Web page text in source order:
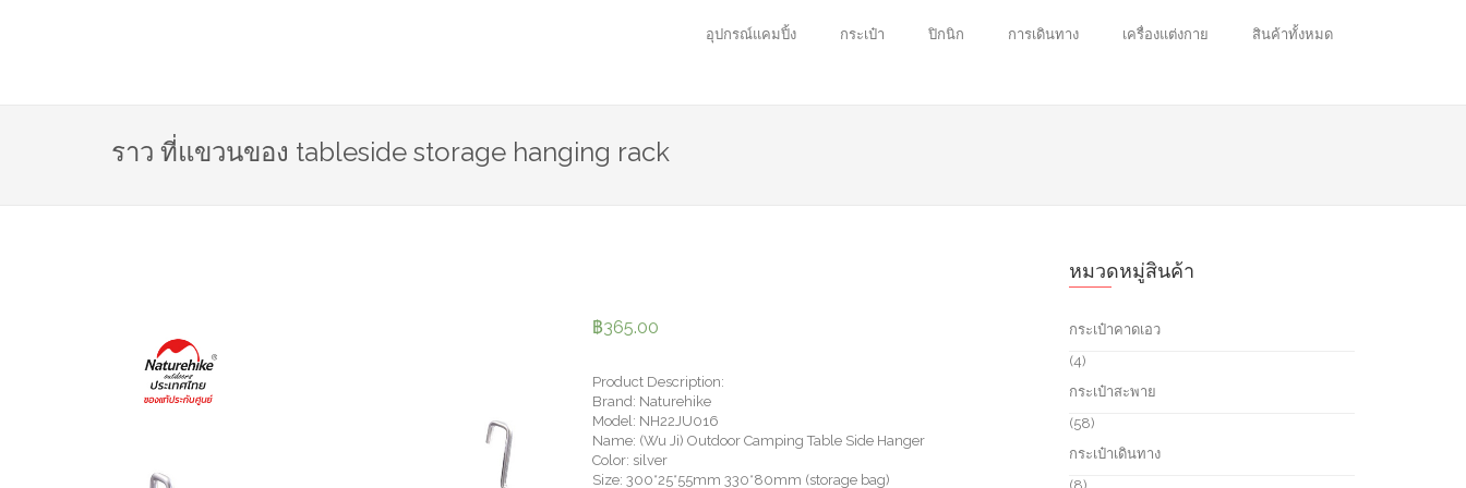
อุปกรณ์แคมปิ้ง กระเป๋า ปิกนิก การเดินทาง เครื่องแต่งกาย สินค้าทั้งหมด
ราว ที่แขวนของ tableside storage hanging rack
฿365.00
Product Description:
Brand: Naturehike
Model: NH22JU016
Name: (Wu Ji) Outdoor Camping Table Side Hanger
Color: silver
Size: 300*25*55mm 330*80mm (storage bag)
หมวดหมู่สินค้า
กระเป๋าคาดเอว
44
r
o
u
c
กระเป๋าสะพาย
585
p
กระเป๋าเดินทาง
8